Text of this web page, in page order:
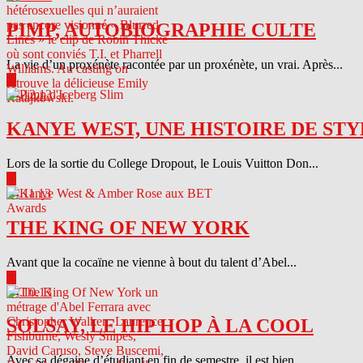
PIMP, AUTOBIOGRAPHIE CULTE
La vie d’un proxénète racontée par un proxénète, un vrai. Après...
04.12.13
KANYE WEST, UNE HISTOIRE DE
Lors de la sortie du College Dropout, le Louis Vuitton Don...
04.11.13
THE KING OF NEW YORK
Avant que la cocaïne ne vienne à bout du talent d’Abel...
04.10.13
SOLSAY, LE HIP HOP À LA COOL